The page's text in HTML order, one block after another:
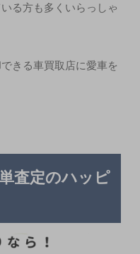
る方も多くいらっしゃ
きる車買取店に愛車を
査定のハッピ